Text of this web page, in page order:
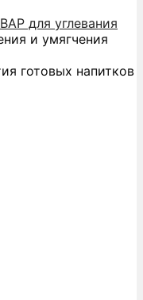
для углевания
и умягчения
готовых напитков